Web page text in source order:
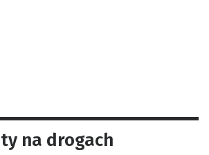
na drogach